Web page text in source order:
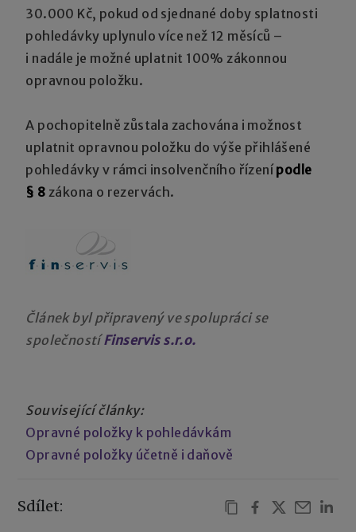
30.000 Kč, pokud od sjednané doby splatnosti
pohledávky uplynulo více než 12 měsíců –
i nadále je možné uplatnit 100% zákonnou
opravnou položku.
A pochopitelně zůstala zachována i možnost
uplatnit opravnou položku do výše přihlášené
pohledávky v rámci insolvenčního řízení podle
§ 8 zákona o rezervách.
Článek byl připravený ve spolupráci se
společností Finservis s.r.o.
Související články:
Opravné položky k pohledávkám
Opravné položky účetně i daňově
Sdílet: